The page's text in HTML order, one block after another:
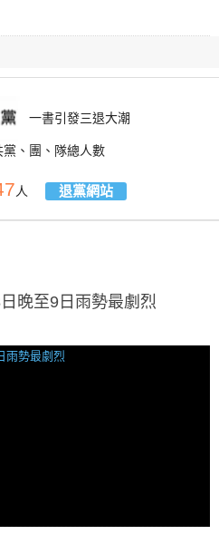
一書引發三退大潮
黨、團、隊總人數
人 退黨網站
晚至9日雨勢最劇烈